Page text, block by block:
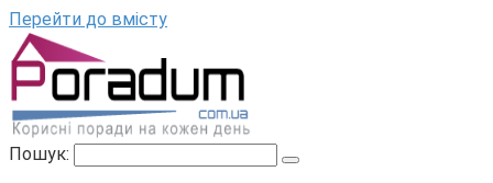
Перейти до вмісту
Пошук: